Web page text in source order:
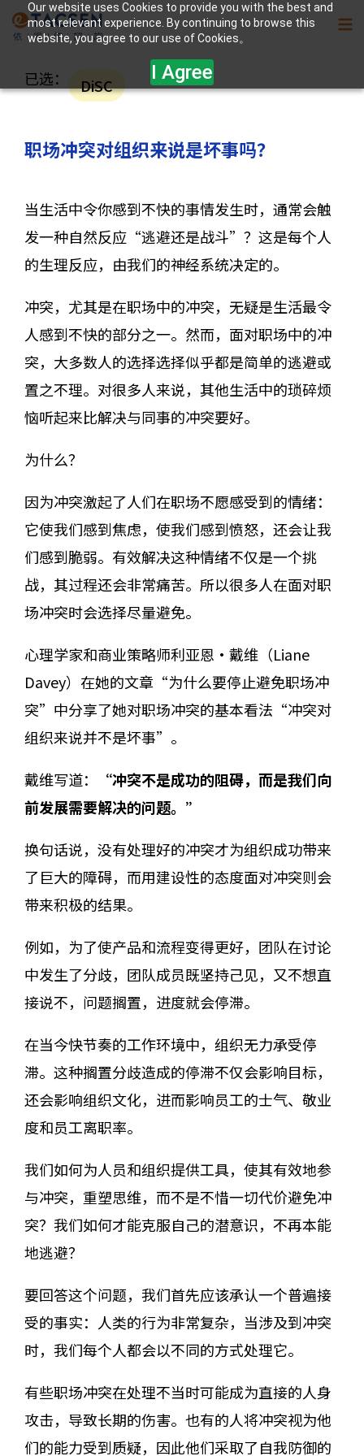
Our website uses Cookies to provide you with the best and
most relevant experience. By continuing to browse this
website, you agree to our use of Cookies。
I Agree
已选： DiSC
职场冲突对组织来说是坏事吗？
当生活中令你感到不快的事情发生时，通常会触
发一种自然反应“逃避还是战斗”？这是每个人
的生理反应，由我们的神经系统决定的。
冲突，尤其是在职场中的冲突，无疑是生活最令
人感到不快的部分之一。然而，面对职场中的冲
突，大多数人的选择选择似乎都是简单的逃避或
置之不理。对很多人来说，其他生活中的琐碎烦
恼听起来比解决与同事的冲突要好。
为什么？
因为冲突激起了人们在职场不愿感受到的情绪：
它使我们感到焦虑，使我们感到愤怒，还会让我
们感到脆弱。有效解决这种情绪不仅是一个挑
战，其过程还会非常痛苦。所以很多人在面对职
场冲突时会选择尽量避免。
心理学家和商业策略师利亚恩·戴维（Liane
Davey）在她的文章“为什么要停止避免职场冲
突”中分享了她对职场冲突的基本看法“冲突对
组织来说并不是坏事”。
戴维写道：
“冲突不是成功的阻碍，而是我们向
前发展需要解决的问题。”
换句话说，没有处理好的冲突才为组织成功带来
了巨大的障碍，而用建设性的态度面对冲突则会
带来积极的结果。
例如，为了使产品和流程变得更好，团队在讨论
中发生了分歧，团队成员既坚持己见，又不想直
接说不，问题搁置，进度就会停滞。
在当今快节奏的工作环境中，组织无力承受停
滞。这种搁置分歧造成的停滞不仅会影响目标，
还会影响组织文化，进而影响员工的士气、敬业
度和员工离职率。
我们如何为人员和组织提供工具，使其有效地参
与冲突，重塑思维，而不是不惜一切代价避免冲
突？我们如何才能克服自己的潜意识，不再本能
地逃避？
要回答这个问题，我们首先应该承认一个普遍接
受的事实：人类的行为非常复杂，当涉及到冲突
时，我们每个人都会以不同的方式处理它。
有些职场冲突在处理不当时可能成为直接的人身
攻击，导致长期的伤害。也有的人将冲突视为他
们的能力受到质疑，因此他们采取了自我防御的